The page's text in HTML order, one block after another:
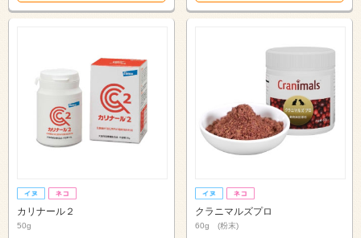
カリナール２
50g
クラニマルズプロ
60g (粉末)